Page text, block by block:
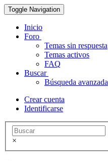
Toggle Navigation
Inicio
Foro
Temas sin respuesta
Temas activos
FAQ
Buscar
Búsqueda avanzada
Crear cuenta
Identificarse
×